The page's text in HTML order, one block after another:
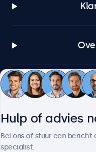
Hulp of advies
Bel ons of stuur een
specialist.